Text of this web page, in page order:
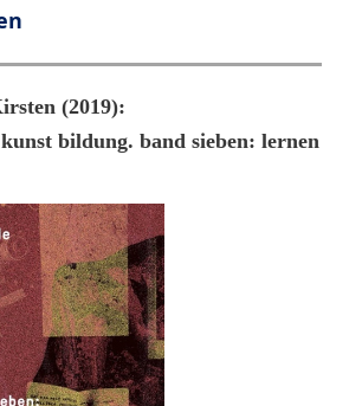
(2019):
bildung. band sieben: lernen